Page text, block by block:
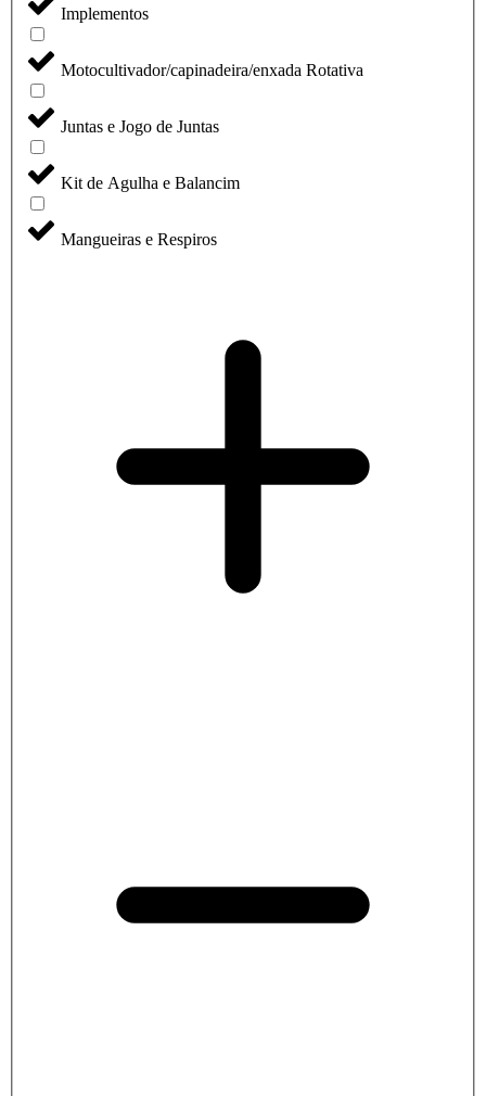
Implementos
Motocultivador/capinadeira/enxada Rotativa
Juntas e Jogo de Juntas
Kit de Agulha e Balancim
Mangueiras e Respiros